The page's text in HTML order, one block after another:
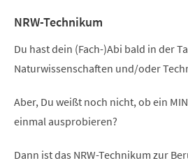
NRW-Technikum
Du hast dein (Fach-)Abi bald in der
Naturwissenschaften und/oder
Aber, Du weißt noch nicht, ob ein
einmal ausprobieren?
Dann ist das NRW-Technikum zur